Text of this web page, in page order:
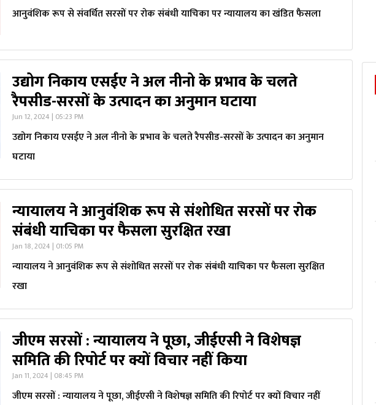
आनुवंशिक रूप से संवर्धित सरसों पर रोक संबंधी याचिका पर न्यायालय का खंडित फैसला
उद्योग निकाय एसईए ने अल नीनो के प्रभाव के चलते
रैपसीड-सरसों के उत्पादन का अनुमान घटाया
Jun 12, 2024 | 05:23 PM
उद्योग निकाय एसईए ने अल नीनो के प्रभाव के चलते रैपसीड-सरसों के उत्पादन का अनुमान
घटाया
न्यायालय ने आनुवंशिक रूप से संशोधित सरसों पर रोक
संबंधी याचिका पर फैसला सुरक्षित रखा
Jan 18, 2024 | 01:05 PM
न्यायालय ने आनुवंशिक रूप से संशोधित सरसों पर रोक संबंधी याचिका पर फैसला सुरक्षित
रखा
जीएम सरसों : न्यायालय ने पूछा, जीईएसी ने विशेषज्ञ
समिति की रिपोर्ट पर क्यों विचार नहीं किया
Jan 11, 2024 | 08:45 PM
जीएम सरसों : न्यायालय ने पूछा, जीईएसी ने विशेषज्ञ समिति की रिपोर्ट पर क्यों विचार नहीं